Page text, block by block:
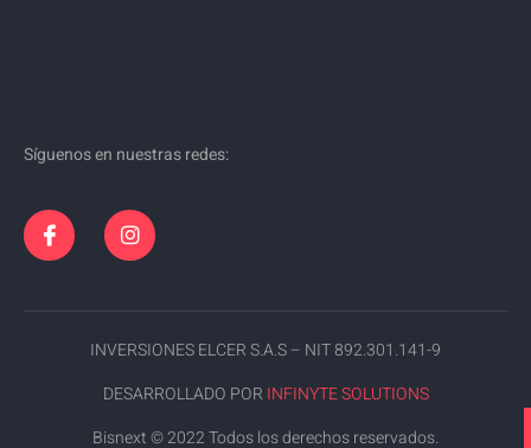
Síguenos en nuestras redes:
INVERSIONES ELCER S.A.S – NIT 892.301.141-9
DESARROLLADO POR INFINYTE SOLUTIONS
Bisnext © 2022 Todos los derechos reservados.